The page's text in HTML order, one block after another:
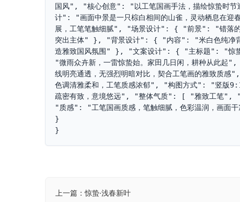
国风", "核心创意": "以工笔国画手法，描绘惊蛰时节
计": "画面中景是一只棕白相间的山雀，灵动栖息在迎
展，工笔笔触细腻", "场景设计": { "前景": "错落的
突出主体" }, "背景设计": { "内容": "米白色纯净背
造雅致国风氛围" }, "文案设计": { "主标题": "惊
"微雨众卉新，一雷惊蛰始。家田几日闲，耕种从
线明亮通透，无强烈明暗对比，契合工笔画的雅致质
色调清雅柔和，工笔质感浓郁", "构图方式": "竖版
疏密有致，意境悠远", "整体气质": [ "雅致工
"质感": "工笔国画质感，笔触细腻，色彩温润，画面
}
}
文
上一篇：惊蛰·浅春新叶